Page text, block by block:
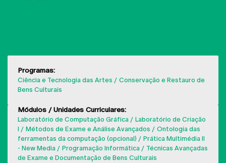
Programas:
Ciência e Tecnologia das Artes
Conservação e Restauro de
Bens Culturais
Módulos / Unidades Curriculares:
Laboratório de Computação Gráfica
Laboratório de Criação
I
Métodos de Exame e Análise Avançados
Ontologia das
ferramentas da computação (opcional)
Prática Multimédia II
- New Media
Programação Informática
Técnicas Avançadas
de Exame e Documentação de Bens Culturais